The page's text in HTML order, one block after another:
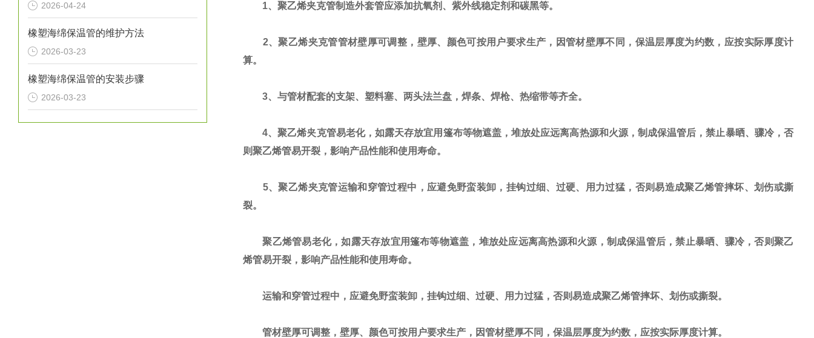
2026-04-24
橡塑海绵保温管的维护方法
2026-03-23
橡塑海绵保温管的安装步骤
2026-03-23
1、聚乙烯夹克管制造外套管应添加抗氧剂、紫外线稳定剂和碳黑等。
2、聚乙烯夹克管管材壁厚可调整，壁厚、颜色可按用户要求生产，因管材壁厚不同，保温层厚度为约数，应按实际厚度计
算。
3、与管材配套的支架、塑料塞、两头法兰盘，焊条、焊枪、热缩带等齐全。
4、聚乙烯夹克管易老化，如露天存放宜用篷布等物遮盖，堆放处应远离高热源和火源，制成保温管后，禁止暴晒、骤冷，否
则聚乙烯管易开裂，影响产品性能和使用寿命。
5、聚乙烯夹克管运输和穿管过程中，应避免野蛮装卸，挂钩过细、过硬、用力过猛，否则易造成聚乙烯管摔坏、划伤或撕
裂。
聚乙烯管易老化，如露天存放宜用篷布等物遮盖，堆放处应远离高热源和火源，制成保温管后，禁止暴晒、骤冷，否则聚乙
烯管易开裂，影响产品性能和使用寿命。
运输和穿管过程中，应避免野蛮装卸，挂钩过细、过硬、用力过猛，否则易造成聚乙烯管摔坏、划伤或撕裂。
管材壁厚可调整，壁厚、颜色可按用户要求生产，因管材壁厚不同，保温层厚度为约数，应按实际厚度计算。